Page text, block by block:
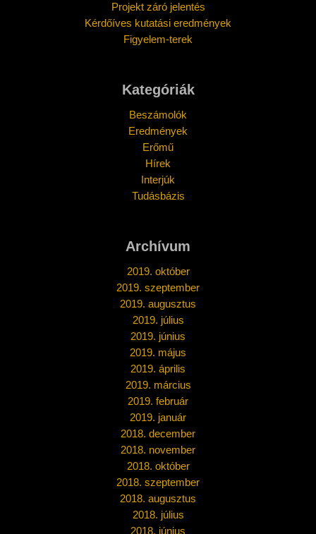
Projekt záró jelentés
Kérdőíves kutatási eredmények
Figyelem-terek
Kategóriák
Beszámolók
Eredmények
Erőmű
Hírek
Interjúk
Tudásbázis
Archívum
2019. október
2019. szeptember
2019. augusztus
2019. július
2019. június
2019. május
2019. április
2019. március
2019. február
2019. január
2018. december
2018. november
2018. október
2018. szeptember
2018. augusztus
2018. július
2018. június